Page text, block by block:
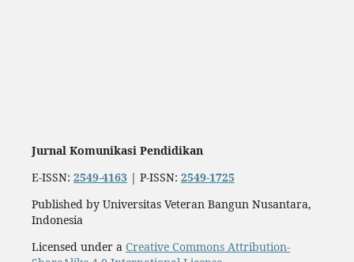
Jurnal Komunikasi Pendidikan
E-ISSN: 2549-4163 | P-ISSN: 2549-1725
Published by Universitas Veteran Bangun Nusantara,
Indonesia
Licensed under a Creative Commons Attribution-